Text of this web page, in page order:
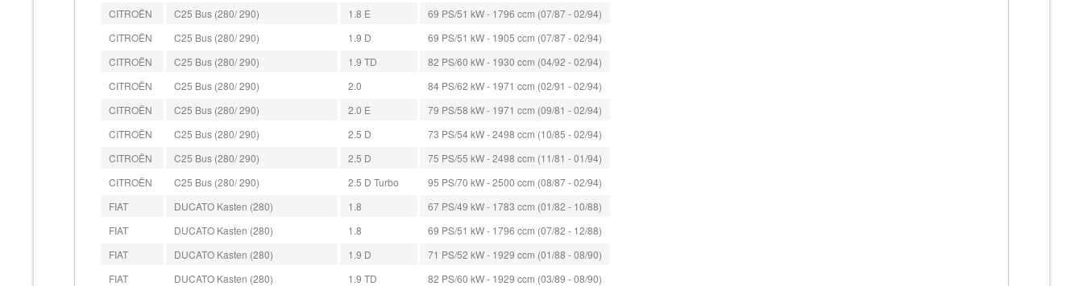
CITROËN
C25 Bus (280/ 290) 1.8 E
69 PS/51 kW - 1796 ccm (07/87 - 02/94)
CITROËN
C25 Bus (280/ 290) 1.9 D
69 PS/51 kW - 1905 ccm (07/87 - 02/94)
CITROËN
C25 Bus (280/ 290) 1.9 TD
82 PS/60 kW - 1930 ccm (04/92 - 02/94)
CITROËN
C25 Bus (280/ 290) 2.0
84 PS/62 kW - 1971 ccm (02/91 - 02/94)
CITROËN
C25 Bus (280/ 290) 2.0 E
79 PS/58 kW - 1971 ccm (09/81 - 02/94)
CITROËN
C25 Bus (280/ 290) 2.5 D
73 PS/54 kW - 2498 ccm (10/85 - 02/94)
CITROËN
C25 Bus (280/ 290) 2.5 D
75 PS/55 kW - 2498 ccm (11/81 - 01/94)
CITROËN
C25 Bus (280/ 290) 2.5 D Turbo
95 PS/70 kW - 2500 ccm (08/87 - 02/94)
FIAT
DUCATO Kasten (280) 1.8
67 PS/49 kW - 1783 ccm (01/82 - 10/88)
FIAT
DUCATO Kasten (280) 1.8
69 PS/51 kW - 1796 ccm (07/82 - 12/88)
FIAT
DUCATO Kasten (280) 1.9 D
71 PS/52 kW - 1929 ccm (01/88 - 08/90)
FIAT
DUCATO Kasten (280) 1.9 TD
82 PS/60 kW - 1929 ccm (03/89 - 08/90)